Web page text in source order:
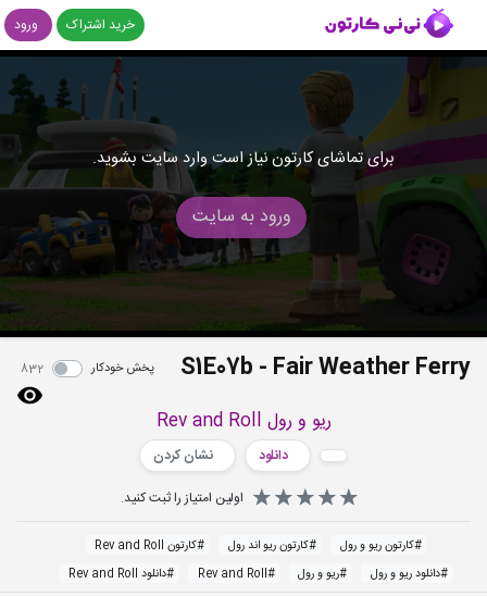
خرید اشتراک ورود
برای تماشای کارتون نیاز است وارد سایت بشوید.
ورود به سایت
S1E07b - Fair Weather Ferry پخش خودکار 832
ریو و رول Rev and Roll
دانلود
نشان کردن
اولین امتیاز را ثبت کنید.
#کارتون ریو و رول #کارتون ریو اند رول #کارتون Rev and Roll
#دانلود ریو و رول #ریو و رول #
Rev and Roll
#دانلود Rev and Roll